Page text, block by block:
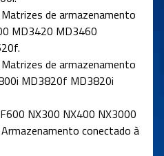
de armazenamento
MD3420 MD3460
de armazenamento
MD3820f MD3820i
NX300 NX400 NX3000
conectado à